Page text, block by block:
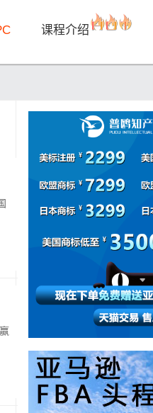
课程介绍